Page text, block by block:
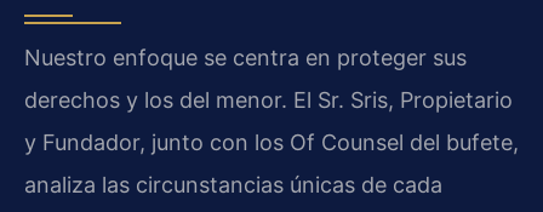
Nuestro enfoque se centra en proteger sus
derechos y los del menor. El Sr. Sris, Propietario
y Fundador, junto con los Of Counsel del bufete,
analiza las circunstancias únicas de cada